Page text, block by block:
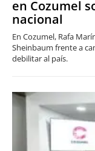
en Cozumel
nacional
En Cozumel, Rafa
Sheinbaum frente a
debilitar al país.